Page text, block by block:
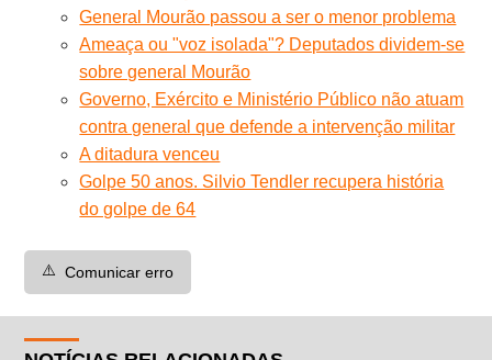
General Mourão passou a ser o menor problema
Ameaça ou "voz isolada"? Deputados dividem-se
sobre general Mourão
Governo, Exército e Ministério Público não atuam
contra general que defende a intervenção militar
A ditadura venceu
Golpe 50 anos. Silvio Tendler recupera história
do golpe de 64
⚠️ Comunicar erro